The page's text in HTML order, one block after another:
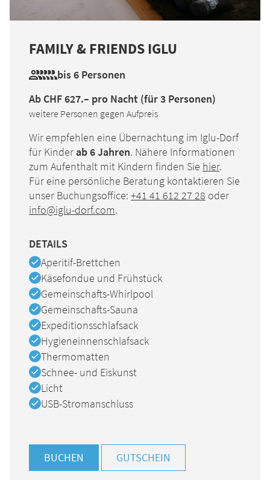
FAMILY & FRIENDS IGLU
bis 6 Personen
Ab CHF 627.– pro Nacht (für 3 Personen)
weitere Personen gegen Aufpreis
Wir empfehlen eine Übernachtung im Iglu-Dorf
für Kinder ab 6 Jahren. Nähere Informationen
zum Aufenthalt mit Kindern finden Sie hier.
Für eine persönliche Beratung kontaktieren Sie
unser Buchungsoffice: +41 41 612 27 28 oder
info@iglu-dorf.com.
DETAILS
Verfügbar
Aperitif-Brettchen
Verfügbar
Käsefondue und Frühstück
Verfügbar
Gemeinschafts-Whirlpool
Verfügbar
Gemeinschafts-Sauna
Verfügbar
Expeditionsschlafsack
Verfügbar
Hygieneinnenschlafsack
Verfügbar
Thermomatten
Verfügbar
Schnee- und Eiskunst
Verfügbar
Licht
Verfügbar
USB-Stromanschluss
BUCHEN GUTSCHEIN